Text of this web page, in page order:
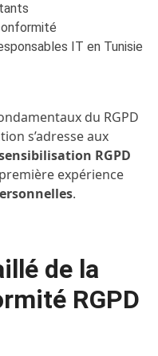
IT en Tunisie
du RGPD
s’adresse aux
RGPD
expérience
.
de la
RGPD